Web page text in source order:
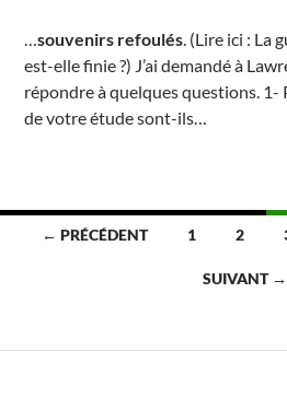
…souvenirs refoulés. (Lire ici : La
est-elle finie ?) J’ai demandé à
répondre à quelques questions.
de votre étude sont-ils…
Navigation
← PRÉCÉDENT 1 2
SUIVANT →